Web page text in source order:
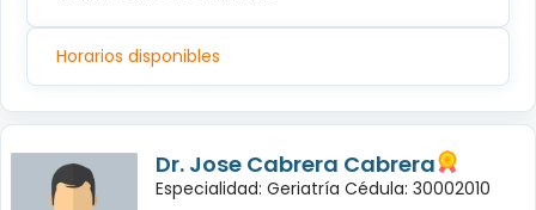
Horarios disponibles
Dr. Jose Cabrera Cabrera
Especialidad: Geriatría Cédula: 30002010